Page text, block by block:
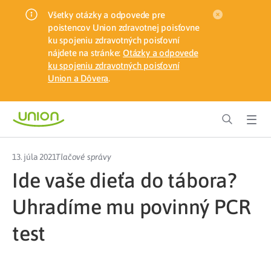
Všetky otázky a odpovede pre
poistencov Union zdravotnej poisťovne
ku spojeniu zdravotných poisťovní
nájdete na stránke: Otázky a odpovede
ku spojeniu zdravotných poisťovní
Union a Dôvera.
13. júla 2021Tlačové správy
Ide vaše dieťa do tábora?
Uhradíme mu povinný PCR
test